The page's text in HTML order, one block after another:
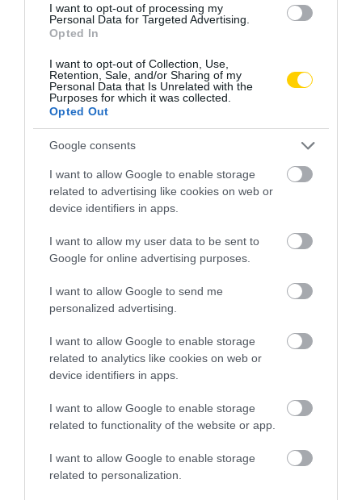
I want to opt-out of processing my
Personal Data for Targeted Advertising.
Opted In
I want to opt-out of Collection, Use,
Retention, Sale, and/or Sharing of my
Personal Data that Is Unrelated with the
Purposes for which it was collected.
Opted Out
Google consents
I want to allow Google to enable storage
related to advertising like cookies on web or
device identifiers in apps.
I want to allow my user data to be sent to
Google for online advertising purposes.
I want to allow Google to send me
personalized advertising.
I want to allow Google to enable storage
related to analytics like cookies on web or
device identifiers in apps.
I want to allow Google to enable storage
related to functionality of the website or app.
I want to allow Google to enable storage
related to personalization.